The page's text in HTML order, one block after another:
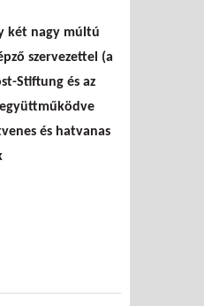
két nagy múltú
szervezettel (a
Stiftung és az
és hatvanas